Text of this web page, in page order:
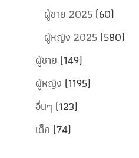
ผู้ชาย 2025 (60)
ผู้หญิง 2025 (580)
ผู้ชาย (149)
ผู้หญิง (1195)
อื่นๆ (123)
เด็ก (74)